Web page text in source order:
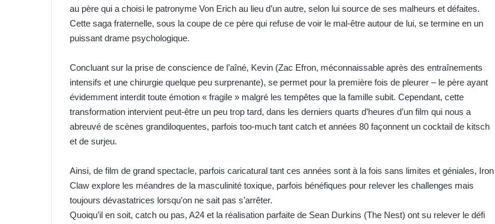
au père qui a choisi le patronyme Von Erich au lieu d’un autre, selon lui source de ses malheurs et défaites.
Cette saga fraternelle, sous la coupe de ce père qui refuse de voir le mal-être autour de lui, se termine en un
puissant drame psychologique.
Concluant sur la prise de conscience de l’aîné, Kevin (Zac Efron, méconnaissable après des entraînements
intensifs et une chirurgie quelque peu surprenante), se permet pour la première fois de pleurer – le père ayant
évidemment interdit toute émotion « fragile » malgré les tempêtes que la famille subit. Cependant, cette
transformation intervient peut-être un peu trop tard, dans les derniers quarts d’heures d’un film qui nous a
abreuvé de scènes grandiloquentes, parfois too-much tant catch et années 80 façonnent un cocktail de kitsch
et de surjeu.
Ainsi, de film de grand spectacle, parfois caricatural tant ces années sont à la fois sans limites et géniales, Iron
Claw explore les méandres de la masculinité toxique, parfois bénéfiques pour relever les challenges mais
toujours dévastatrices lorsqu’on ne sait pas s’arrêter.
Quoiqu’il en soit, catch ou pas, A24 et la réalisation parfaite de Sean Durkins (The Nest) ont su relever le défi